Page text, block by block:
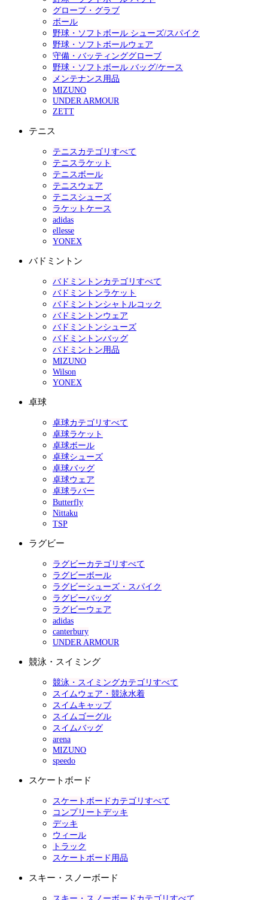
グローブ・グラブ
ボール
野球・ソフトボール シューズ/スパイク
野球・ソフトボールウェア
守備・バッティンググローブ
野球・ソフトボール バッグ/ケース
メンテナンス用品
MIZUNO
UNDER ARMOUR
ZETT
テニス
テニスカテゴリすべて
テニスラケット
テニスボール
テニスウェア
テニスシューズ
ラケットケース
adidas
ellesse
YONEX
バドミントン
バドミントンカテゴリすべて
バドミントンラケット
バドミントンシャトルコック
バドミントンウェア
バドミントンシューズ
バドミントンバッグ
バドミントン用品
MIZUNO
Wilson
YONEX
卓球
卓球カテゴリすべて
卓球ラケット
卓球ボール
卓球シューズ
卓球バッグ
卓球ウェア
卓球ラバー
Butterfly
Nittaku
TSP
ラグビー
ラグビーカテゴリすべて
ラグビーボール
ラグビーシューズ・スパイク
ラグビーバッグ
ラグビーウェア
adidas
canterbury
UNDER ARMOUR
競泳・スイミング
競泳・スイミングカテゴリすべて
スイムウェア・競泳水着
スイムキャップ
スイムゴーグル
スイムバッグ
arena
MIZUNO
speedo
スケートボード
スケートボードカテゴリすべて
コンプリートデッキ
デッキ
ウィール
トラック
スケートボード用品
スキー・スノーボード